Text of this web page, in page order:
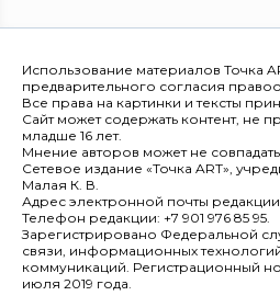
Использование материалов Точка
предварительного согласия
Все права на картинки и тексты
Сайт может содержать контент, не
младше 16 лет.
Мнение авторов может не
Сетевое издание «Точка ART»,
Малая К. В.
Адрес электронной почты
Телефон редакции: +7 901 976 85 95.
Зарегистрировано Федеральной
связи, информационных
коммуникаций. Регистрационный
июля 2019 года.